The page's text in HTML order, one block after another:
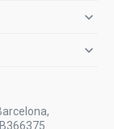

